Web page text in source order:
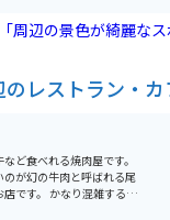
「周辺の景色が綺麗な
のレストラン・カ
ど食べれる焼肉屋です。
が幻の牛肉と呼ばれる尾
です。 かなり混雑する店
らば席とメニューをあら